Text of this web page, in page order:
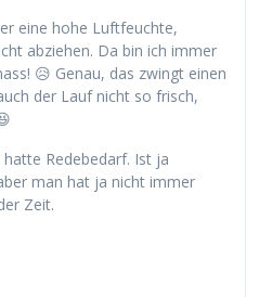
eine hohe Luftfeuchte,
abziehen. Da bin ich immer
😥 Genau, das zwingt einen
der Lauf nicht so frisch,
Redebedarf. Ist ja
man hat ja nicht immer
Zeit.